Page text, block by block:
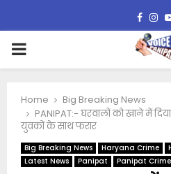
PRIMARY
Home
Big Breaking News
PANIPAT:- घरवालों को खाने में
युवकों के साथ फरार
Big Breaking News Haryana Crime
Latest News
Panipat Panipat Crime